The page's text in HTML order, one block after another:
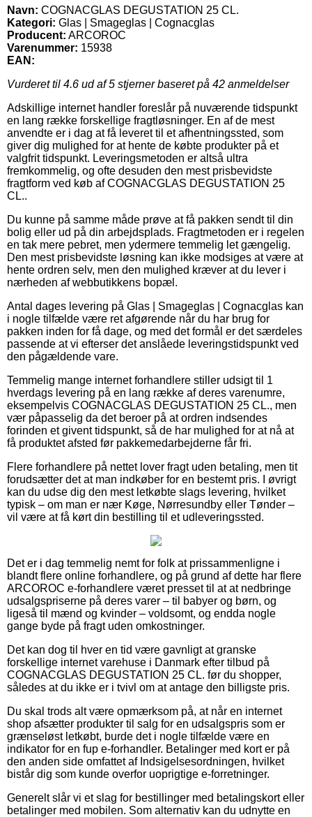
Navn: COGNACGLAS DEGUSTATION 25 CL.
Kategori: Glas | Smageglas | Cognacglas
Producent: ARCOROC
Varenummer: 15938
EAN:
Vurderet til 4.6 ud af 5 stjerner baseret på 42 anmeldelser
Adskillige internet handler foreslår på nuværende tidspunkt
en lang række forskellige fragtløsninger. En af de mest
anvendte er i dag at få leveret til et afhentningssted, som
giver dig mulighed for at hente de købte produkter på et
valgfrit tidspunkt. Leveringsmetoden er altså ultra
fremkommelig, og ofte desuden den mest prisbevidste
fragtform ved køb af COGNACGLAS DEGUSTATION 25
CL..
Du kunne på samme måde prøve at få pakken sendt til din
bolig eller ud på din arbejdsplads. Fragtmetoden er i regelen
en tak mere pebret, men ydermere temmelig let gængelig.
Den mest prisbevidste løsning kan ikke modsiges at være at
hente ordren selv, men den mulighed kræver at du lever i
nærheden af webbutikkens bopæl.
Antal dages levering på Glas | Smageglas | Cognacglas kan
i nogle tilfælde være ret afgørende når du har brug for
pakken inden for få dage, og med det formål er det særdeles
passende at vi efterser det anslåede leveringstidspunkt ved
den pågældende vare.
Temmelig mange internet forhandlere stiller udsigt til 1
hverdags levering på en lang række af deres varenumre,
eksempelvis COGNACGLAS DEGUSTATION 25 CL., men
vær påpasselig da det beroer på at ordren indsendes
forinden et givent tidspunkt, så de har mulighed for at nå at
få produktet afsted før pakkemedarbejderne får fri.
Flere forhandlere på nettet lover fragt uden betaling, men tit
forudsætter det at man indkøber for en bestemt pris. I øvrigt
kan du udse dig den mest letkøbte slags levering, hvilket
typisk – om man er nær Køge, Nørresundby eller Tønder –
vil være at få kørt din bestilling til et udleveringssted.
Det er i dag temmelig nemt for folk at prissammenligne i
blandt flere online forhandlere, og på grund af dette har flere
ARCOROC e-forhandlere været presset til at at nedbringe
udsalgspriserne på deres varer – til babyer og børn, og
ligeså til mænd og kvinder – voldsomt, og endda nogle
gange byde på fragt uden omkostninger.
Det kan dog til hver en tid være gavnligt at granske
forskellige internet varehuse i Danmark efter tilbud på
COGNACGLAS DEGUSTATION 25 CL. før du shopper,
således at du ikke er i tvivl om at antage den billigste pris.
Du skal trods alt være opmærksom på, at når en internet
shop afsætter produkter til salg for en udsalgspris som er
grænseløst letkøbt, burde det i nogle tilfælde være en
indikator for en fup e-forhandler. Betalinger med kort er på
den anden side omfattet af Indsigelsesordningen, hvilket
bistår dig som kunde overfor uoprigtige e-forretninger.
Generelt slår vi et slag for bestillinger med betalingskort eller
betalinger med mobilen. Som alternativ kan du udnytte en